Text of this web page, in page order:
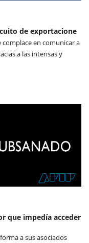
de exportacione
complace en comunicar a
a las intensas y
que impedía acceder
a sus asociados